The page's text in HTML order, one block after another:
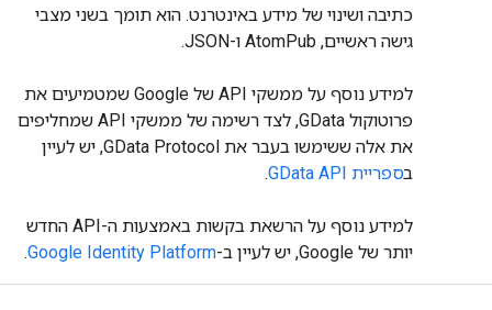
כתיבה ושינוי של מידע באינטרנט. הוא תומך בשני מצבי
גישה ראשיים, AtomPub ו-JSON.
למידע נוסף על ממשקי API של Google שמטמיעים את
פרוטוקול GData, לצד רשימה של ממשקי API שמחליפים
את אלה ששימשו בעבר את GData Protocol, יש לעיין
בספריית GData API .
למידע נוסף על הרשאת בקשות באמצעות ה-API החדש
יותר של Google, יש לעיין ב-
Google Identity Platform
.